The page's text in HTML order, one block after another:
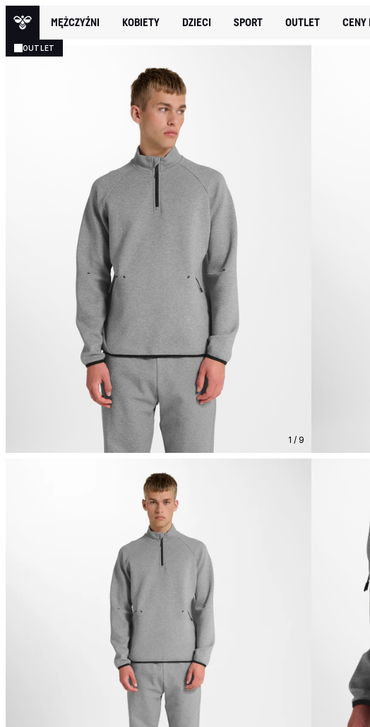
MĘŻCZYŹNI KOBIETY DZIECI SPORT OUTLET CENY
OUTLET
1 / 9